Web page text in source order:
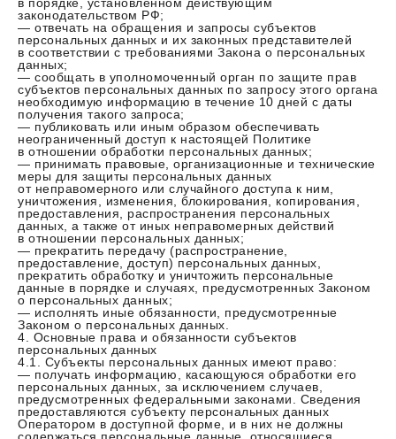
законодательством РФ;
— отвечать на обращения и запросы субъектов
персональных данных и их законных представителей
в соответствии с требованиями Закона о персональных
данных;
— сообщать в уполномоченный орган по защите прав
субъектов персональных данных по запросу этого органа
необходимую информацию в течение 10 дней с даты
получения такого запроса;
— публиковать или иным образом обеспечивать
неограниченный доступ к настоящей Политике
в отношении обработки персональных данных;
— принимать правовые, организационные и технические
меры для защиты персональных данных
от неправомерного или случайного доступа к ним,
уничтожения, изменения, блокирования, копирования,
предоставления, распространения персональных
данных, а также от иных неправомерных действий
в отношении персональных данных;
— прекратить передачу (распространение,
предоставление, доступ) персональных данных,
прекратить обработку и уничтожить персональные
данные в порядке и случаях, предусмотренных Законом
о персональных данных;
— исполнять иные обязанности, предусмотренные
Законом о персональных данных.
4. Основные права и обязанности субъектов
персональных данных
4.1. Субъекты персональных данных имеют право:
— получать информацию, касающуюся обработки его
персональных данных, за исключением случаев,
предусмотренных федеральными законами. Сведения
предоставляются субъекту персональных данных
Оператором в доступной форме, и в них не должны